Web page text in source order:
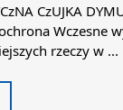
CzUJKA
Wczesne
rzeczy w ...